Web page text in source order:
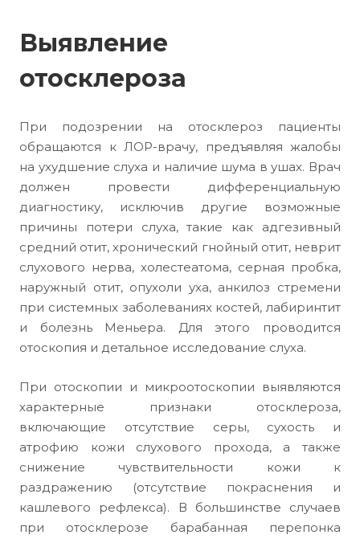
Выявление
отосклероза
При подозрении на отосклероз пациенты
обращаются к ЛОР-врачу, предъявляя жалобы
на ухудшение слуха и наличие шума в ушах. Врач
должен провести дифференциальную
диагностику, исключив другие возможные
причины потери слуха, такие как адгезивный
средний отит, хронический гнойный отит, неврит
слухового нерва, холестеатома, серная пробка,
наружный отит, опухоли уха, анкилоз стремени
при системных заболеваниях костей, лабиринтит
и болезнь Меньера. Для этого проводится
отоскопия и детальное исследование слуха.
При отоскопии и микроотоскопии выявляются
характерные признаки отосклероза,
включающие отсутствие серы, сухость и
атрофию кожи слухового прохода, а также
снижение чувствительности кожи к
раздражению (отсутствие покраснения и
кашлевого рефлекса). В большинстве случаев
при отосклерозе барабанная перепонка